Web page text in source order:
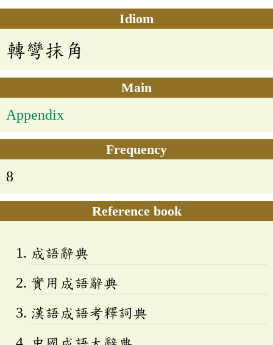
Idiom
轉彎抹角
Main
Appendix
Frequency
8
Reference book
成語辭典
實用成語辭典
漢語成語考釋詞典